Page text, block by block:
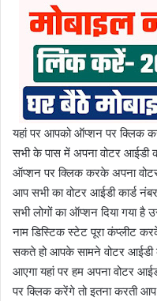
यहां पर आपको ऑप्शन पर क्लिक
सभी के पास में अपना वोटर आईडी
ऑप्शन पर क्लिक करके अपना
आप सभी का वोटर आईडी कार्ड
सभी लोगों का ऑप्शन दिया गया
नाम डिस्टिक स्टेट पूरा कंप्लीट
सकते हो आपके सामने वोटर आईडी
आएगा यहां पर हम अपना वोटर
पर क्लिक करेंगे तो इतना करती